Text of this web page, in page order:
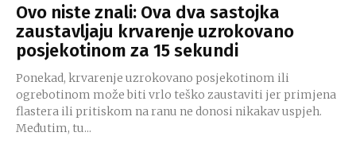
Ovo niste znali: Ova dva sastojka
zaustavljaju krvarenje uzrokovano
posjekotinom za 15 sekundi
Ponekad, krvarenje uzrokovano posjekotinom ili
ogrebotinom može biti vrlo teško zaustaviti jer primjena
flastera ili pritiskom na ranu ne donosi nikakav uspjeh.
Međutim, tu...